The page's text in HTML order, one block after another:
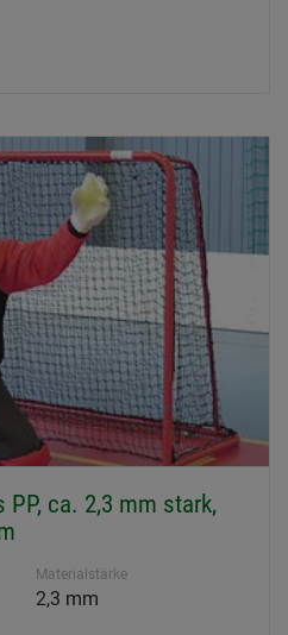
ca. 2,3 mm stark,
Materialstärke
2,3 mm